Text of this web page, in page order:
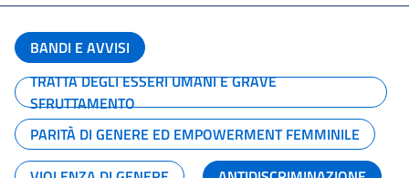
BANDI E AVVISI
TRATTA DEGLI ESSERI UMANI E GRAVE
SFRUTTAMENTO
PARITÀ DI GENERE ED EMPOWERMENT FEMMINILE